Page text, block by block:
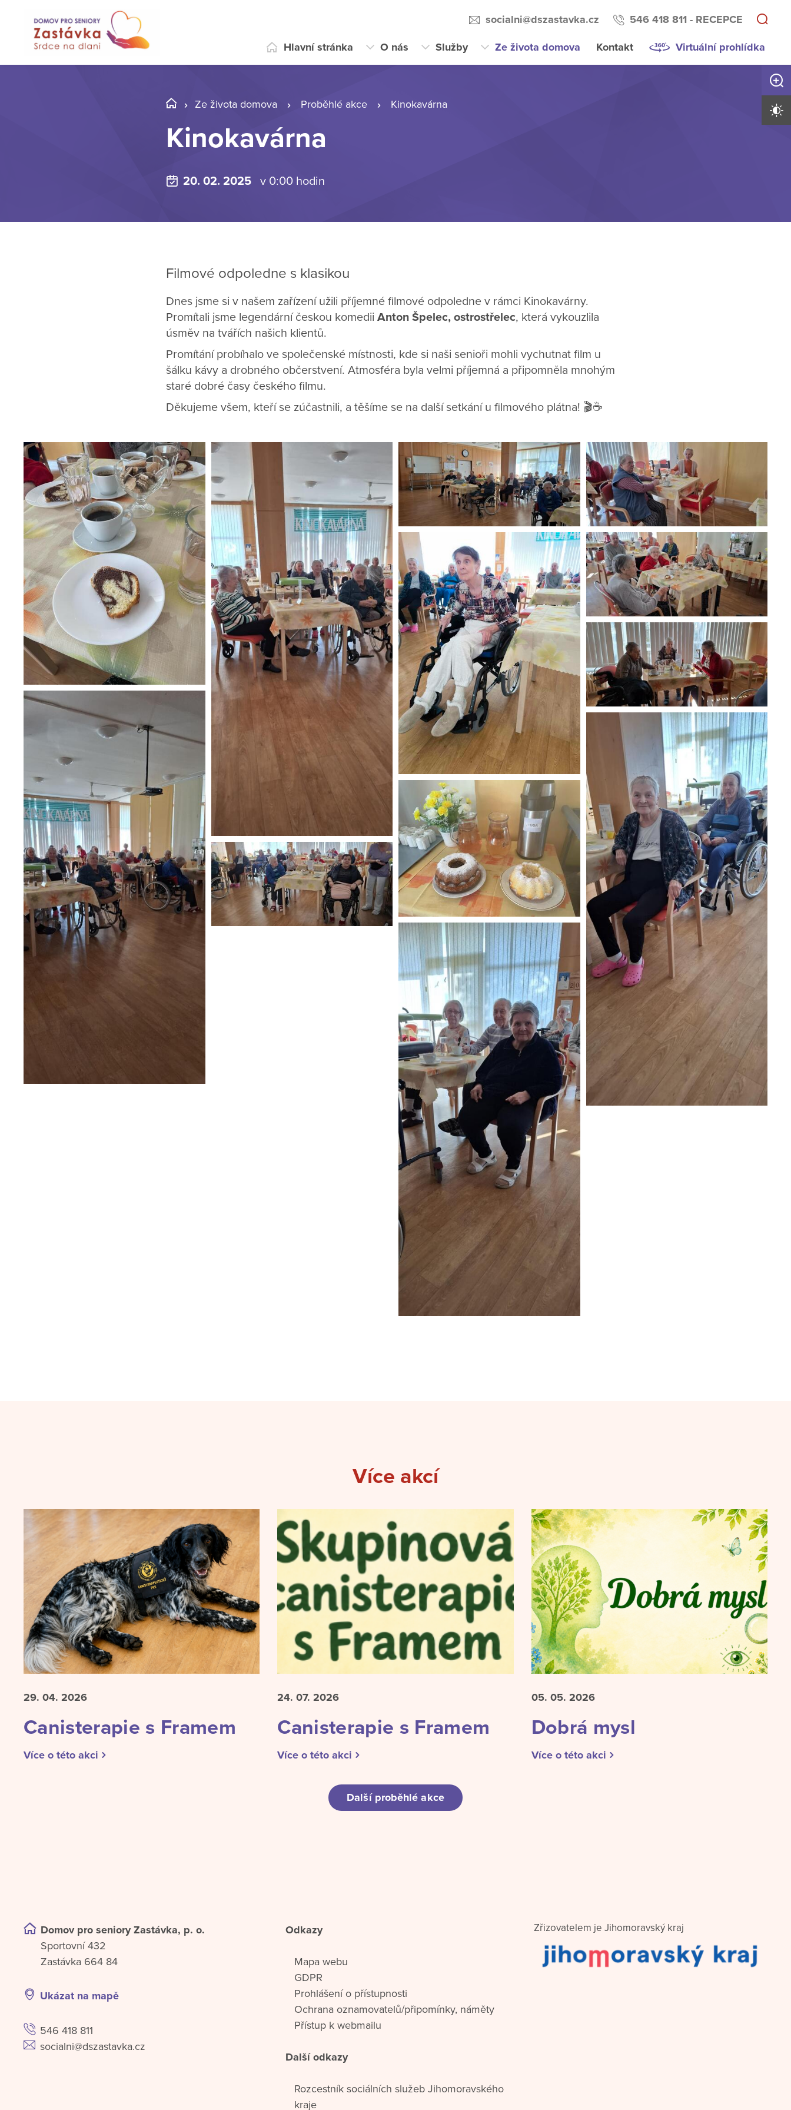
socialni@dszastavka.cz 546 418 811 - RECEPCE
Hlavní stránka O nás Služby Ze života domova Kontakt Virtuální prohlídka
Ze života domova Proběhlé akce Kinokavárna
Kinokavárna
20. 02. 2025 v 0:00 hodin
Filmové odpoledne s klasikou
Dnes jsme si v našem zařízení užili příjemné filmové odpoledne v rámci Kinokavárny.
Promítali jsme legendární českou komedii Anton Špelec, ostrostřelec, která vykouzlila
úsměv na tvářích našich klientů.
Promítání probíhalo ve společenské místnosti, kde si naši senioři mohli vychutnat film u
šálku kávy a drobného občerstvení. Atmosféra byla velmi příjemná a připomněla mnohým
staré dobré časy českého filmu.
Děkujeme všem, kteří se zúčastnili, a těšíme se na další setkání u filmového plátna! 🎬☕
Více akcí
29. 04. 2026
Canisterapie s Framem
Více o této akci
24. 07.2026
Canisterapie s Framem
Více o této akci
05. 05. 2026
Dobrá mysl
Více o této akci
Další proběhlé akce
Domov pro seniory Zastávka, p. o.
Sportovní 432
Zastávka 664 84
Ukázat na mapě
546 418 811
socialni@dszastavka.cz
Odkazy
Mapa webu
GDPR
Prohlášení o přístupnosti
Ochrana oznamovatelů/připomínky, náměty
Přístup k webmailu
Další odkazy
Rozcestník sociálních služeb Jihomoravského
kraje
Zřizovatelem je Jihomoravský kraj